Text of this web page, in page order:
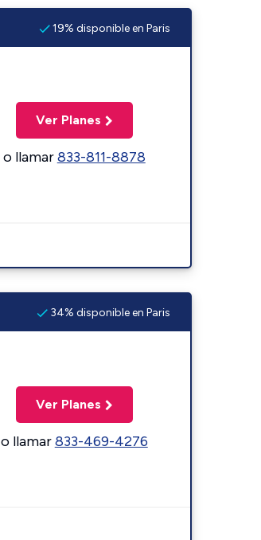
19% disponible en Paris
Ver Planes
o llamar833-811-8878
34% disponible en Paris
Ver Planes
o llamar833-469-4276